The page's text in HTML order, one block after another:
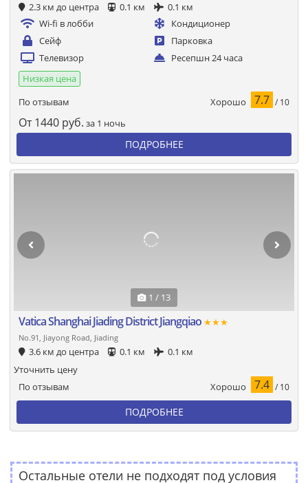
2.3 км до центра 0.1 км
0.1 км
Wi-fi в лобби
Кондиционер
Сейф
Парковка
Телевизор
Ресепшн 24 часа
Низкая цена
По отзывам
Хорошо 7.7 / 10
От 1440 руб. за 1 ночь
ПОДРОБНЕЕ
1 / 13
Vatica Shanghai Jiading District Jiangqiao ★★★
No.91, Jiayong Road, Jiading
3.6 км до центра 0.1 км 0.1 км
По отзывам Хорошо 7.4 / 10
Уточнить цену
ПОДРОБНЕЕ
Остальные отели не подходят под условия